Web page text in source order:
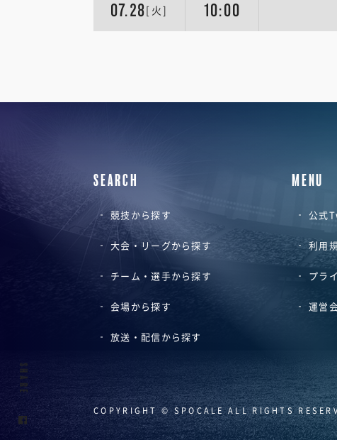
07.28[火] 10:00
SEARCH
競技から探す
大会・リーグから探す
チーム・選手から探す
会場から探す
放送・配信から探す
MENU
公式
利用
プラ
運営
COPYRIGHT © SPOCALE ALL RIGHTS
SHARE